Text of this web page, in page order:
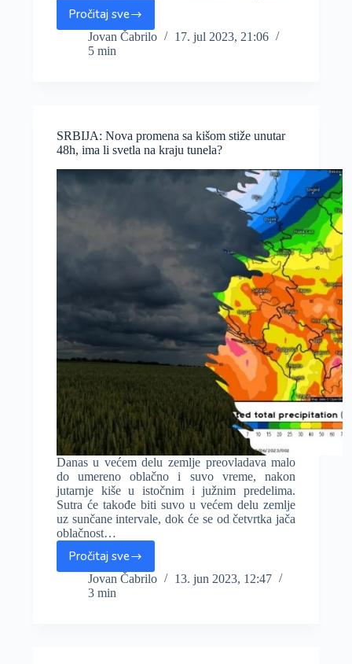
Pročitaj sve
Batut
izdao
preporuke
tropske
vrućine
četvrtka
Jovan Čabrilo
17. jul 2023, 21:06
5 min
SRBIJA: Nova promena sa kišom stiže unutar
48h, ima li svetla na kraju tunela?
Danas u većem delu zemlje preovladava malo
do umereno oblačno i suvo vreme, nakon
jutarnje kiše u istočnim i južnim predelima.
Sutra će takođe biti suvo u većem delu zemlje
uz sunčane intervale, dok će se od četvrtka jača
oblačnost…
Pročitaj sve
SRBIJA:
Nova
promena
Jovan Čabrilo
13. jun 2023, 12:47
3 min